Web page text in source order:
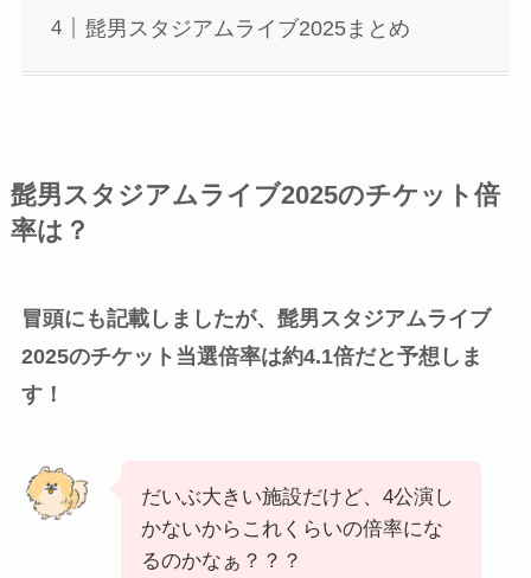
髭男スタジアムライブ2025まとめ
髭男スタジアムライブ2025のチケット倍
率は？
冒頭にも記載しましたが、髭男スタジアムライブ
2025のチケット当選倍率は約4.1倍だと予想しま
す！
だいぶ大きい施設だけど、4公演し
かないからこれくらいの倍率にな
るのかなぁ？？？